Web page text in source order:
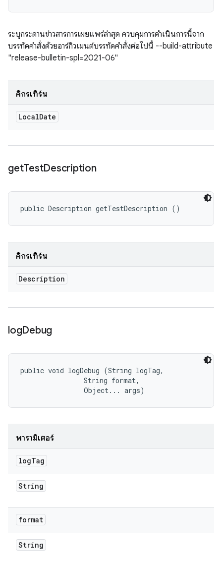
ระบุกระดานข่าวสารการเผยแพร่ล่าสุด ควบคุมการดำเนินการนี้จาก
บรรทัดคำสั่งด้วยอาร์กิวเมนต์บรรทัดคำสั่งต่อไปนี้ --build-attribute
"release-bulletin-spl=2021-06"
คิกรีเทิร์น
LocalDate
getTestDescription
public Description getTestDescription ()
คิกรีเทิร์น
Description
logDebug
public void logDebug (String logTag,
                String format,
                Object... args)
พารามิเตอร์
logTag
String
format
String